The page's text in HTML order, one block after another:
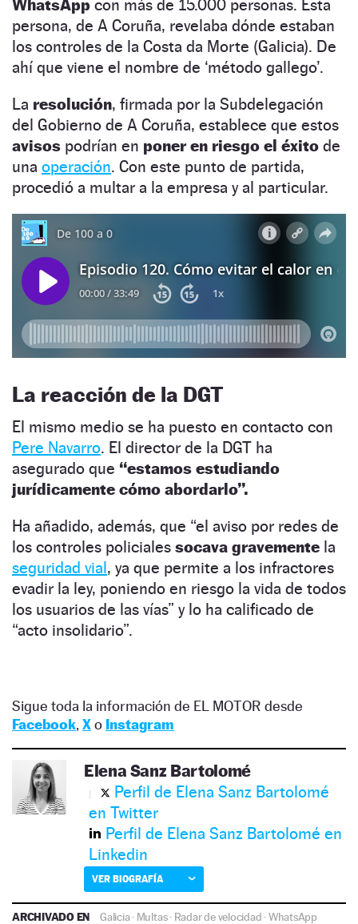
WhatsApp con más de 15.000 personas. Esta
persona, de A Coruña, revelaba dónde estaban
los controles de la Costa da Morte (Galicia). De
ahí que viene el nombre de ‘método gallego’.
La resolución, firmada por la Subdelegación
del Gobierno de A Coruña, establece que estos
avisos podrían en poner en riesgo el éxito de
una operación. Con este punto de partida,
procedió a multar a la empresa y al particular.
La reacción de la DGT
El mismo medio se ha puesto en contacto con
Pere Navarro. El director de la DGT ha
asegurado que “estamos estudiando
jurídicamente cómo abordarlo”.
Ha añadido, además, que “el aviso por redes de
los controles policiales socava gravemente la
seguridad vial, ya que permite a los infractores
evadir la ley, poniendo en riesgo la vida de todos
los usuarios de las vías” y lo ha calificado de
“acto insolidario”.
Sigue toda la información de EL MOTOR desde
Facebook, Xo Instagram
Elena Sanz Bartolomé
Perfil de Elena Sanz Bartolomé
en Twitter
Perfil de Elena Sanz Bartolomé en
Linkedin
VER BIOGRAFÍA
ARCHIVADO EN Galicia· Multas· Radar de velocidad ·WhatsApp